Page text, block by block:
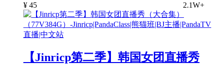
¥ 45 2.1W+
【Jinricp第二季】韩国女团直播秀